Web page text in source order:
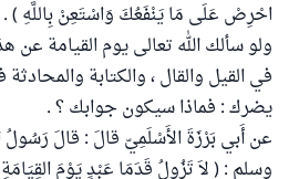
احْرِصْ عَلَى مَا يَنْفَعُكَ وَاسْتَعِنْ بِاللَّهِ ) . رواه
ولو سألك الله تعالى يوم القيامة عن
في القيل والقال ، والكتابة
يضرك : فماذا سيكون جوابك ؟ .
عن أَبي بَرْزَةَ الأَسْلَمِيّ قالَ : قالَ رَسُولُ
وسلم : ( لاَ تَزُولُ قَدَمَا عَبْدٍ يَوْمَ